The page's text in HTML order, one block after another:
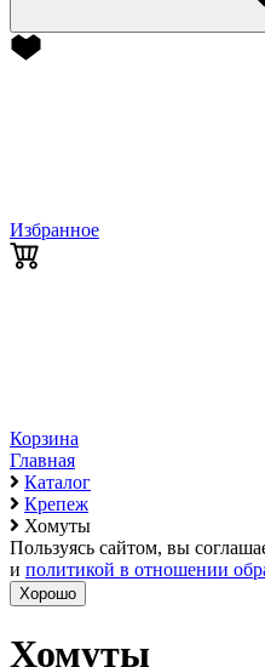
Избранное
Корзина
Главная
Каталог
Крепеж
Хомуты
Пользуясь сайтом, вы
и политикой в отношении
Хорошо
Хомуты